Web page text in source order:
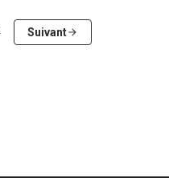
Suivant